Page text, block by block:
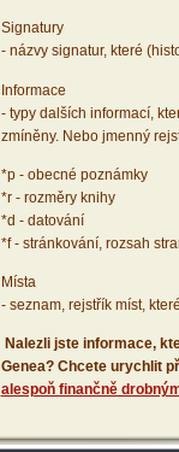
Signatury
- názvy signatur, které
Informace
- typy dalších informací,
zmíněny. Nebo jmenný
*p - obecné poznámky
*r - rozměry knihy
*d - datování
*f - stránkování, rozsah
Místa
- seznam, rejstřík míst,
Nalezli jste informace,
Genea? Chcete urychlit
alespoň finančně